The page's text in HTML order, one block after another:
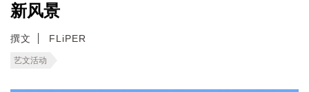
新风景
撰文 FLiPER
艺文活动